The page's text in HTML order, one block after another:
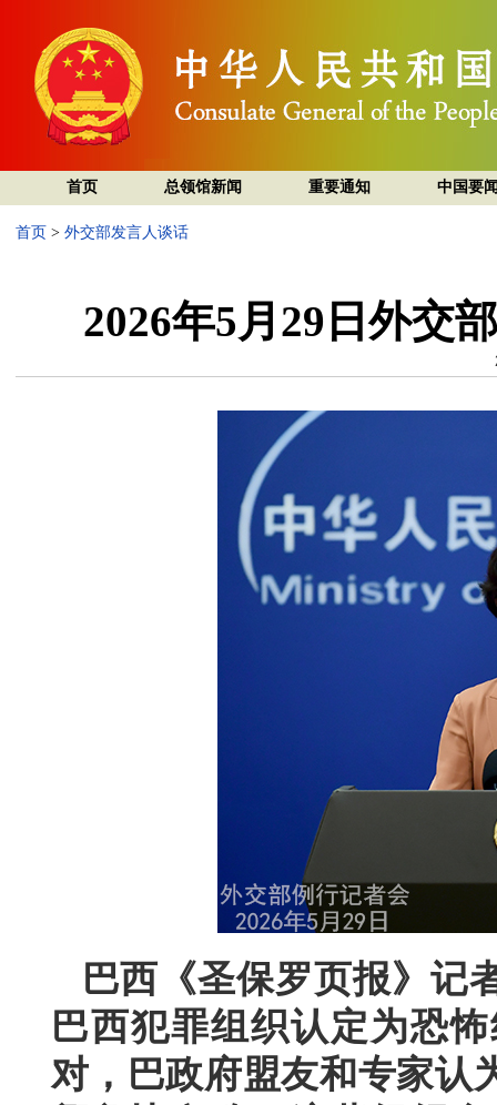
首页 总领馆新闻 重要通知 中国要
首页 > 外交部发言人谈话
2026年5月29日外交
巴西《圣保罗页报》记
巴西犯罪组织认定为恐
对，巴政府盟友和专家认